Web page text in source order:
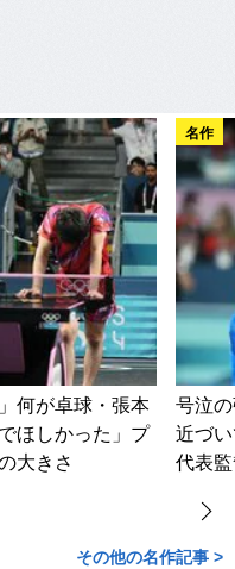
何が卓球・張本
ほしかった」プ
大きさ
名作
号泣
近づ
代表
その他の名作記事 >